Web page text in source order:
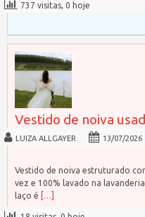
737 visitas, 0 hoje
Vestido de noiva
LUIZA ALLGAYER 13/07/2026
Vestido de noiva estruturado
vez e 100% lavado na
laço é
[…]